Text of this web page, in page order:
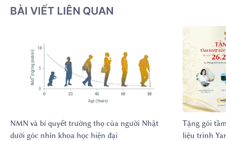
BÀI VIẾT LIÊN QUAN
NMN và bí quyết trường thọ của người Nhật
dưới góc nhìn khoa học hiện đại
Tặng gói
liệu trình